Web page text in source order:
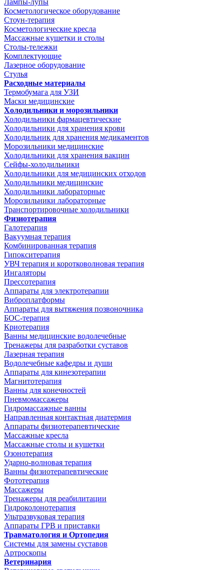
Лампы-лупы
Косметологическое оборудование
Стоун-терапия
Косметологические кресла
Массажные кушетки и столы
Столы-тележки
Комплектующие
Лазерное оборудование
Стулья
Расходные материалы
Термобумага для УЗИ
Маски медицинские
Холодильники и морозильники
Холодильники фармацевтические
Холодильники для хранения крови
Холодильник для хранения медикаментов
Морозильники медицинские
Холодильники для хранения вакцин
Сейфы-холодильники
Холодильники для медицинских отходов
Холодильники медицинские
Холодильники лабораторные
Морозильники лабораторные
Транспортировочные холодильники
Физиотерапия
Галотерапия
Вакуумная терапия
Комбинированная терапия
Гипокситерапия
УВЧ терапия и коротковолновая терапия
Ингаляторы
Прессотерапия
Аппараты для электротерапии
Виброплатформы
Аппараты для вытяжения позвоночника
БОС-терапия
Криотерапия
Ванны медицинские водолечебные
Тренажеры для разработки суставов
Лазерная терапия
Водолечебные кафедры и души
Аппараты для кинезотерапии
Магнитотерапия
Ванны для конечностей
Пневмомассажеры
Гидромассажные ванны
Направленная контактная диатермия
Аппараты физиотерапевтические
Массажные кресла
Массажные столы и кушетки
Озонотерапия
Ударно-волновая терапия
Ванны физиотерапевтические
Фототерапия
Массажеры
Тренажеры для реабилитации
Гидроколонотерапия
Ультразвуковая терапия
Аппараты ГРВ и приставки
Травматология и Ортопедия
Системы для замены суставов
Артроскопы
Ветеринария